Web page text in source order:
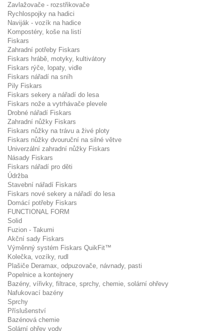
Zavlažovače - rozstřikovače
Rychlospojky na hadici
Naviják - vozík na hadice
Kompostéry, koše na listí
Fiskars
Zahradní potřeby Fiskars
Fiskars hrábě, motyky, kultivátory
Fiskars rýče, lopaty, vidle
Fiskars nářadí na sníh
Pily Fiskars
Fiskars sekery a nářadí do lesa
Fiskars nože a vytrhávače plevele
Drobné nářadí Fiskars
Zahradní nůžky Fiskars
Fiskars nůžky na trávu a živé ploty
Fiskars nůžky dvouruční na silné větve
Univerzální zahradní nůžky Fiskars
Násady Fiskars
Fiskars nářadí pro děti
Údržba
Stavební nářadí Fiskars
Fiskars nové sekery a nářadí do lesa
Domácí potřeby Fiskars
FUNCTIONAL FORM
Solid
Fuzion - Takumi
Akční sady Fiskars
Výměnný systém Fiskars QuikFit™
Kolečka, vozíky, rudl
Plašiče Deramax, odpuzovače, návnady, pasti
Popelnice a kontejnery
Bazény, vířivky, filtrace, sprchy, chemie, solární ohřevy
Nafukovací bazény
Sprchy
Příslušenství
Bazénová chemie
Solární ohřev vody